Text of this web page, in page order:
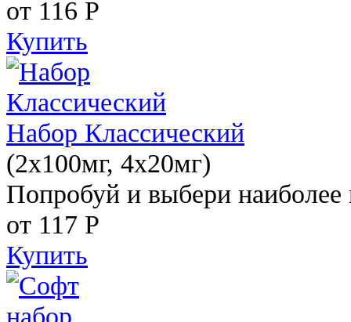
от 116 Р
Купить
Набор Классический
(2x100мг, 4x20мг)
Попробуй и выбери наиболее
от 117 Р
Купить